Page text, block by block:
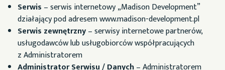
Serwis – serwis internetowy „Madison Development”
działający pod adresem www.madison-development.pl
Serwis zewnętrzny– serwisy internetowe partnerów,
usługodawców lub usługobiorców współpracujących
z Administratorem
Administrator Serwisu / Danych– Administratorem